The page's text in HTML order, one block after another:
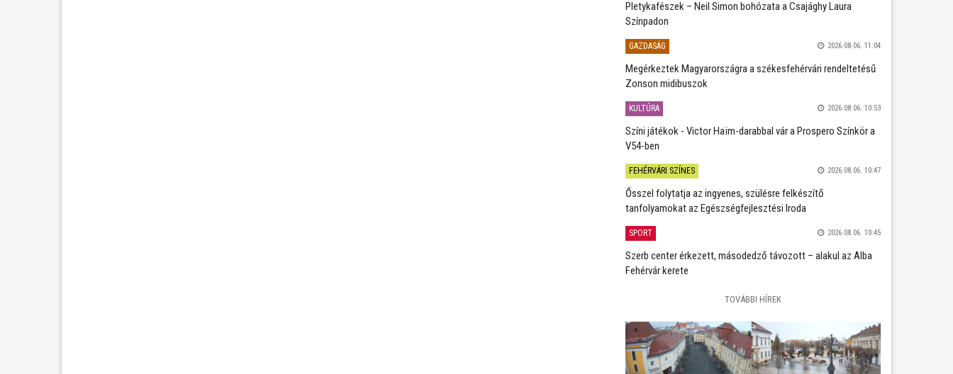
Pletykafészek – Neil Simon bohózata a Csajághy Laura
Színpadon
GAZDASÁG 2026.08.06. 11:04
Megérkeztek Magyarországra a székesfehérvári rendeltetésű
Zonson midibuszok
KULTÚRA 2026.08.06. 10:53
Színi játékok - Victor Haïm-darabbal vár a Prospero Színkör a
V54-ben
FEHÉRVÁRI SZÍNES 2026.08.06. 10:47
Ősszel folytatja az ingyenes, szülésre felkészítő
tanfolyamokat az Egészségfejlesztési Iroda
SPORT 2026.08.06. 10:45
Szerb center érkezett, másodedző távozott – alakul az Alba
Fehérvár kerete
TOVÁBBI HÍREK